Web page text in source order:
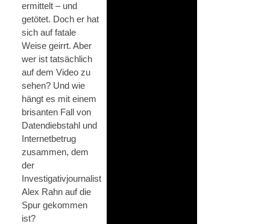
ermittelt – und
getötet. Doch er hat
sich auf fatale
Weise geirrt. Aber
wer ist tatsächlich
auf dem Video zu
sehen? Und wie
hängt es mit einem
brisanten Fall von
Datendiebstahl und
Internetbetrug
zusammen, dem
der
Investigativjournalist
Alex Rahn auf die
Spur gekommen
ist?